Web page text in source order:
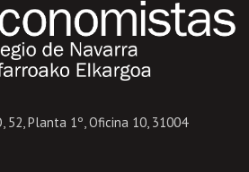
52, Planta 1º, Oficina 10, 31004